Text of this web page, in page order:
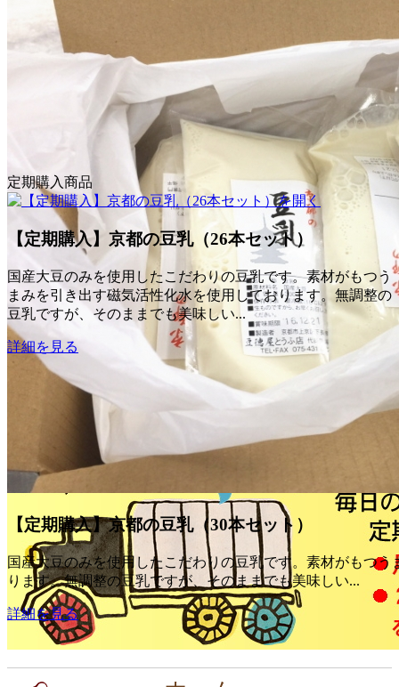
京都の豆乳（300cc） 12本セット
国産大豆のみを使用したこだわりの豆乳です。素材がもつ
ります。無調整の豆乳ですが、そのままでも美味しい...
詳細を見る
【定期購入】京都の豆乳（30本セット）
国産大豆のみを使用したこだわりの豆乳です。素材がもつ
ります。無調整の豆乳ですが、そのままでも美味しい...
詳細を見る
定期購入商品
【定期購入】京都の豆乳（26本セット）
国産大豆のみを使用したこだわりの豆乳です。素材がもつう
まみを引き出す磁気活性化水を使用しております。無調整の
豆乳ですが、そのままでも美味しい...
詳細を見る